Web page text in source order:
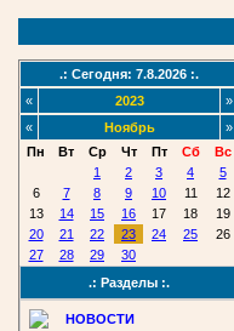
.: Сегодня: 7.8.2026 :.
«
2023
»
«
Ноябрь
»
Пн
Вт Ср Чт Пт Сб
Вс
1
2 3 4
5
6
7 8 9 10 11
12
13
14 15 16 17 18
19
20
21 22 23 24 25
26
27
28 29
30
.: Разделы :.
НОВОСТИ